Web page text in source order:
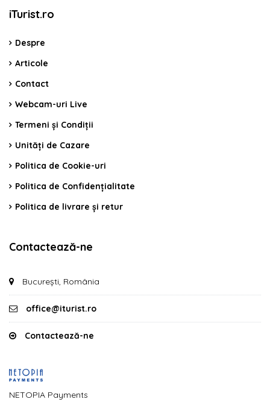
iTurist.ro
Despre
Articole
Contact
Webcam-uri Live
Termeni și Condiții
Unități de Cazare
Politica de Cookie-uri
Politica de Confidențialitate
Politica de livrare și retur
Contactează-ne
București, România
office@iturist.ro
Contactează-ne
NETOPIA Payments